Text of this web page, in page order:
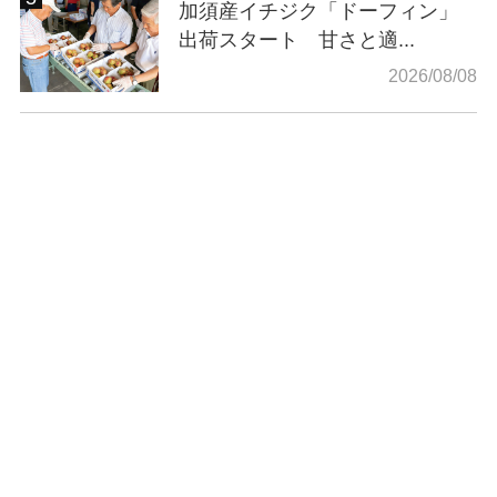
加須産イチジク「ドーフィン」
出荷スタート 甘さと適...
2026/08/08